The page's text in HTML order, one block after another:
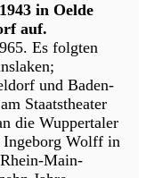
in Oelde
auf.
Es folgten
und Baden-
Staatstheater
die Wuppertaler
Ingeborg Wolff in
Main-